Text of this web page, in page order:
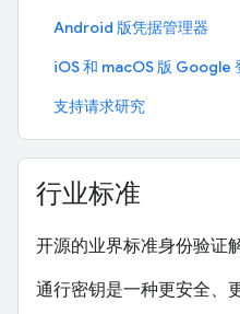
Android 版凭据管理器
iOS 和 macOS 版 Google
支持请求研究
行业标准
开源的业界标准身份验证
通行密钥是一种更安全、